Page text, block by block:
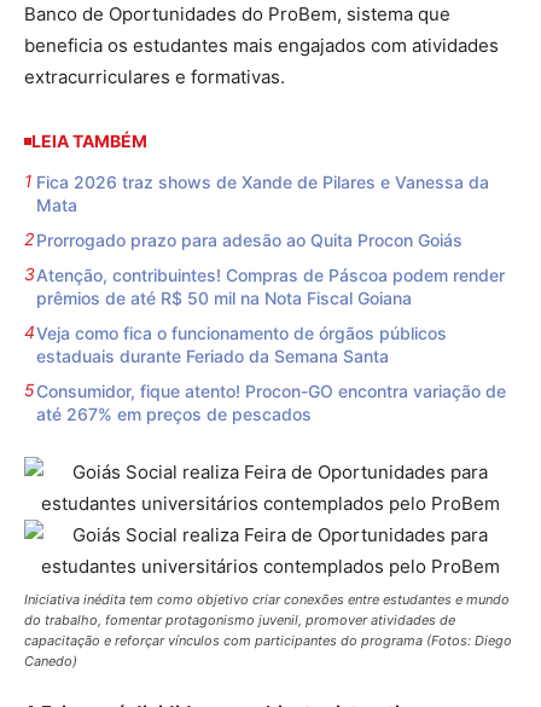
Banco de Oportunidades do ProBem, sistema que
beneficia os estudantes mais engajados com atividades
extracurriculares e formativas.
LEIA TAMBÉM
Fica 2026 traz shows de Xande de Pilares e Vanessa da
Mata
Prorrogado prazo para adesão ao Quita Procon Goiás
Atenção, contribuintes! Compras de Páscoa podem render
prêmios de até R$ 50 mil na Nota Fiscal Goiana
Veja como fica o funcionamento de órgãos públicos
estaduais durante Feriado da Semana Santa
Consumidor, fique atento! Procon-GO encontra variação de
até 267% em preços de pescados
Iniciativa inédita tem como objetivo criar conexões entre estudantes e mundo
do trabalho, fomentar protagonismo juvenil, promover atividades de
capacitação e reforçar vínculos com participantes do programa (Fotos: Diego
Canedo)